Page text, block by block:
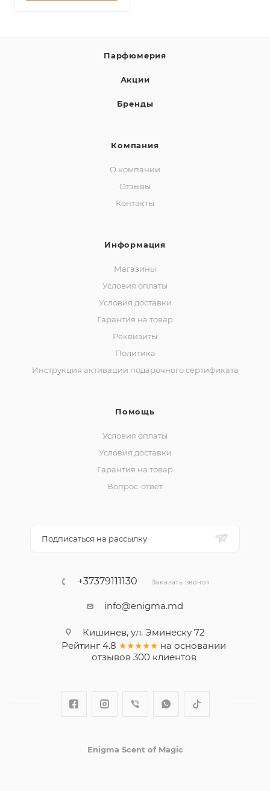
Парфюмерия
Акции
Бренды
Компания
О компании
Отзывы
Контакты
Информация
Магазины
Условия оплаты
Условия доставки
Гарантия на товар
Реквизиты
Политика
Инструкция активации подарочного сертификата
Помощь
Условия оплаты
Условия доставки
Гарантия на товар
Вопрос-ответ
Подписаться на рассылку
+37379111130 Заказать звонок
info@enigma.md
Кишинев, ул. Эминеску 72
Рейтинг 4.8 ★★★★★ на основании
отзывов 300клиентов
Enigma Scent of Magic